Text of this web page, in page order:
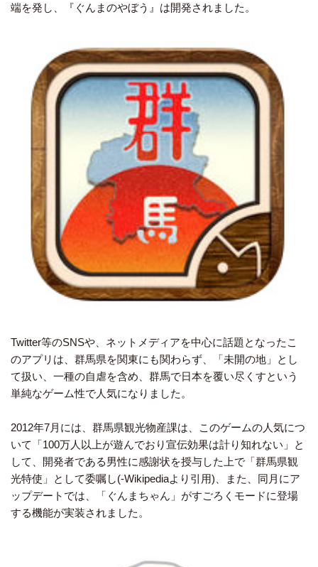
端を発し、『ぐんまのやぼう』は開発されました。
Twitter等のSNSや、ネットメディアを中心に話題となったこ
のアプリは、群馬県を関東にも関わらず、「未開の地」とし
て扱い、一種の自虐を含め、群馬で日本を覆い尽くすという
単純なゲーム性で人気になりました。
2012年7月には、群馬県観光物産課は、このゲームの人気につ
いて「100万人以上が遊んでおり宣伝効果は計り知れない」と
して、開発者である男性に感謝状を授与した上で「群馬県観
光特使」として委嘱し(-Wikipediaより引用)、また、同月にア
ップデートでは、「ぐんまちゃん」がすごろくモードに登場
する機能が実装されました。